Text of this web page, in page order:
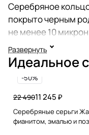
Серебряное
покрыто черным
не менее 10
выглядеть как
времени. Размер:
26840951,
Птица создана
работающими с
вручную
технологию
Развернуть
Идеальное
-50%
11 245 ₽
22 490
Серебряные серьги
фианитом, эмалью и